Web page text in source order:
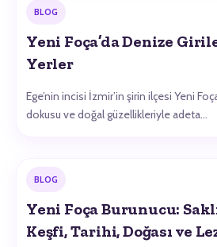
BLOG
Yeni Foça’da Denize
Yerler
Ege’nin incisi İzmir’in şirin ilçesi Yeni
dokusu ve doğal güzellikleriyle adeta…
BLOG
Yeni Foça Burunucu:
Keşfi, Tarihi, Doğası ve